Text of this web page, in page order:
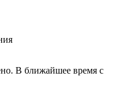
В ближайшее время с